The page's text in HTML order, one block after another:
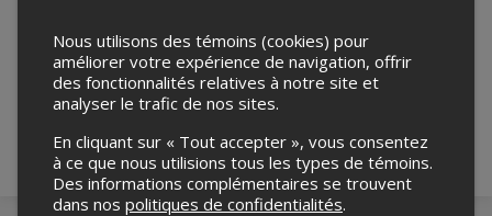
Merci de confirmer que vous n'êtes pas un
robot ci-bas.
Nous utilisons des témoins (cookies) pour
améliorer votre expérience de navigation, offrir
des fonctionnalités relatives à notre site et
analyser le trafic de nos sites.
En cliquant sur « Tout accepter », vous consentez
à ce que nous utilisions tous les types de témoins.
Des informations complémentaires se trouvent
dans nos politiques de confidentialités.